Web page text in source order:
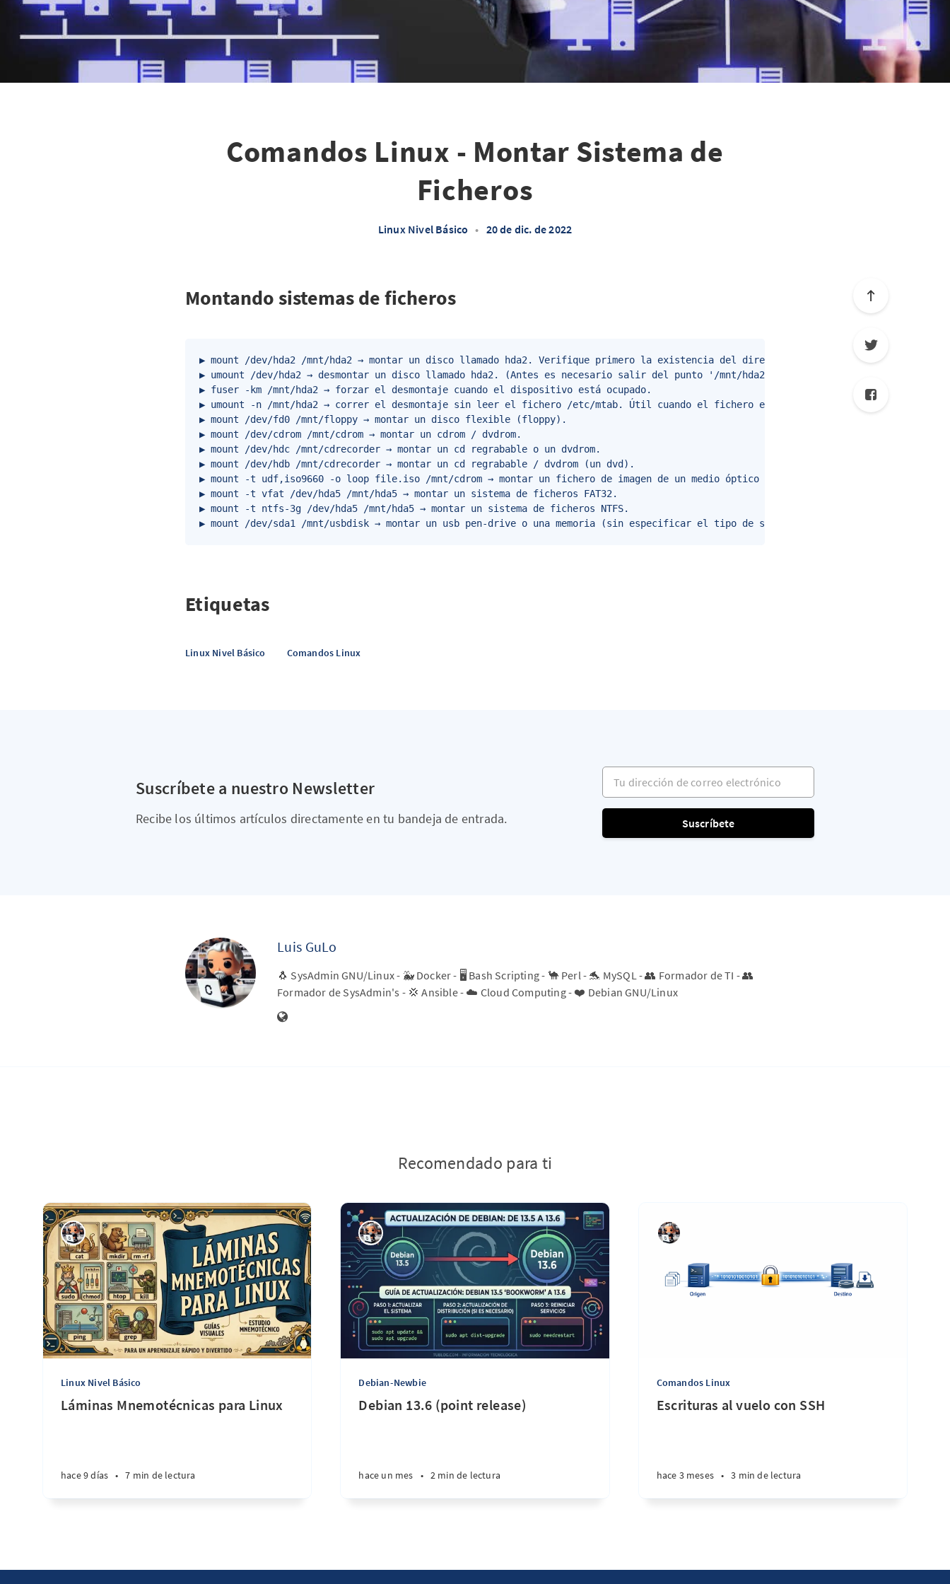
Comandos Linux - Montar Sistema de
Ficheros
Linux Nivel Básico • 20 de dic. de 2022
Montando sistemas de ficheros
▶ mount /dev/hda2 /mnt/hda2 → montar un disco llamado hda2. Verifique primero la existencia del directorio '/ mnt/hda2'; si no está,
▶ umount /dev/hda2 → desmontar un disco llamado hda2. (Antes es necesario salir del punto '/mnt/hda2'.
▶ fuser -km /mnt/hda2 → forzar el desmontaje cuando el dispositivo está ocupado.
▶ umount -n /mnt/hda2 → correr el desmontaje sin leer el fichero /etc/mtab. Útil cuando el fichero es de solo lectura o el disco
▶ mount /dev/fd0 /mnt/floppy → montar un disco flexible (floppy).
▶ mount /dev/cdrom /mnt/cdrom → montar un cdrom / dvdrom.
▶ mount /dev/hdc /mnt/cdrecorder → montar un cd regrabable o un dvdrom.
▶ mount /dev/hdb /mnt/cdrecorder → montar un cd regrabable / dvdrom (un dvd).
▶ mount -t udf,iso9660 -o loop file.iso /mnt/cdrom → montar un fichero de imagen de un medio óptico (como un CD o DVD en formato
▶ mount -t vfat /dev/hda5 /mnt/hda5 → montar un sistema de ficheros FAT32.
▶ mount -t ntfs-3g /dev/hda5 /mnt/hda5 → montar un sistema de ficheros NTFS.
▶ mount /dev/sda1 /mnt/usbdisk → montar un usb pen-drive o una memoria (sin especificar el tipo de sistema de ficheros).
Etiquetas
Linux Nivel Básico Comandos Linux
Suscríbete a nuestro Newsletter
Recibe los últimos artículos directamente en tu bandeja de entrada.
Tu dirección de correo electrónico
Suscríbete
Luis GuLo
🐧 SysAdmin GNU/Linux - 🐳 Docker - 🖥️ Bash Scripting - 🐪 Perl - 🐬 MySQL - 👥 Formador de TI - 👥
Formador de SysAdmin's - 💢 Ansible - ☁️ Cloud Computing - ❤️ Debian GNU/Linux
Recomendado para ti
Linux Nivel Básico
Láminas Mnemotécnicas para Linux
hace 9 días • 7 min de lectura
Debian-Newbie
Debian 13.6 (point release)
hace un mes • 2 min de lectura
Comandos Linux
Escrituras al vuelo con SSH
hace 3 meses • 3 min de lectura